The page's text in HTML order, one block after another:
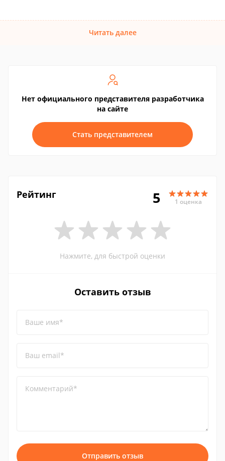
Читать далее
Нет официального представителя разработчика
на сайте
Стать представителем
Рейтинг 5 1 оценка
Нажмите, для быстрой оценки
Оставить отзыв
Ваше имя*
Ваш email*
Комментарий*
Отправить отзыв